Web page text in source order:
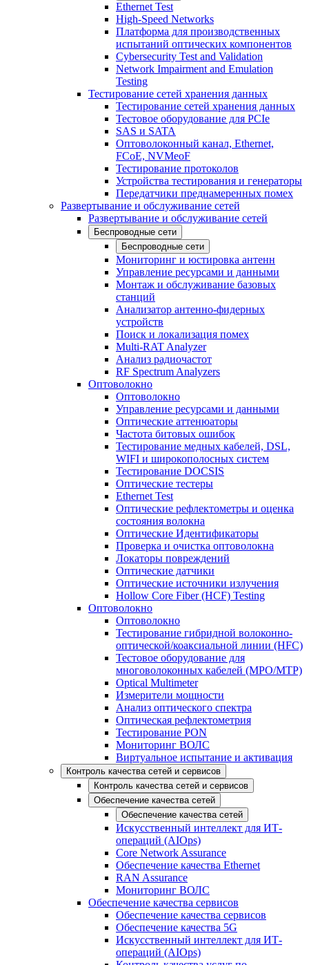
Ethernet Test
High-Speed Networks
Платформа для производственных
испытаний оптических компонентов
Cybersecurity Test and Validation
Network Impairment and Emulation
Testing
Тестирование сетей хранения данных
Тестирование сетей хранения данных
Тестовое оборудование для PCIe
SAS и SATA
Оптоволоконный канал, Ethernet,
FCoE, NVMeoF
Тестирование протоколов
Устройства тестирования и генераторы
Передатчики преднамеренных помех
Развертывание и обслуживание сетей
Развертывание и обслуживание сетей
Беспроводные сети
Беспроводные сети
Мониторинг и юстировка антенн
Управление ресурсами и данными
Монтаж и обслуживание базовых
станций
Анализатор антенно-фидерных
устройств
Поиск и локализация помех
Multi-RAT Analyzer
Анализ радиочастот
RF Spectrum Analyzers
Оптоволокно
Оптоволокно
Управление ресурсами и данными
Оптические aттенюаторы
Частота битовых ошибок
Тестирование медных кабелей, DSL,
WIFI и широкополосных систем
Тестирование DOCSIS
Оптические тестеры
Ethernet Test
Оптические рефлектометры и оценка
состояния волокна
Оптические Идентификаторы
Проверка и очистка оптоволокна
Локаторы повреждений
Оптические датчики
Оптические источники излучения
Hollow Core Fiber (HCF) Testing
Оптоволокно
Оптоволокно
Тестирование гибридной волоконно-
оптической/коаксиальной линии (HFC)
Тестовое оборудование для
многоволоконных кабелей (MPO/MTP)
Optical Multimeter
Измерители мощности
Анализ оптического спектра
Оптическая рефлектометрия
Тестирование PON
Мониторинг ВОЛС
Виртуальное испытание и активация
Контроль качества сетей и сервисов
Контроль качества сетей и сервисов
Обеспечение качества сетей
Обеспечение качества сетей
Искусственный интеллект для ИТ-
операций (AIOps)
Core Network Assurance
Обеспечение качества Ethernet
RAN Assurance
Мониторинг ВОЛС
Обеспечение качества сервисов
Обеспечение качества сервисов
Обеспечение качества 5G
Искусственный интеллект для ИТ-
операций (AIOps)